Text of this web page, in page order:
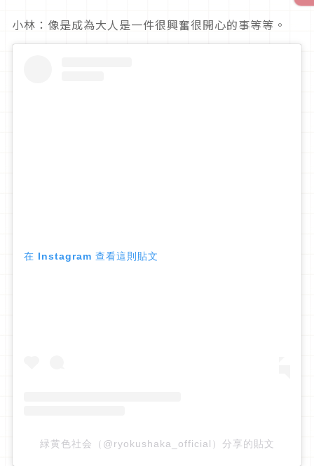
小林：像是成為大人是一件很興奮很開心的事等等。
在 Instagram 查看這則貼文
緑黄色社会（@ryokushaka_official）分享的貼文